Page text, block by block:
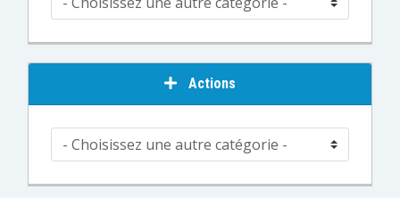
Actions